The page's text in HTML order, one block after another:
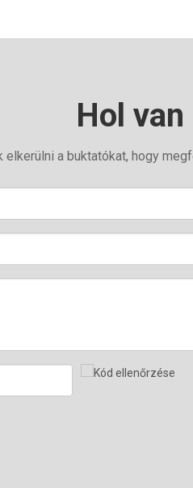
Hol
elkerülni a buktatókat, hogy